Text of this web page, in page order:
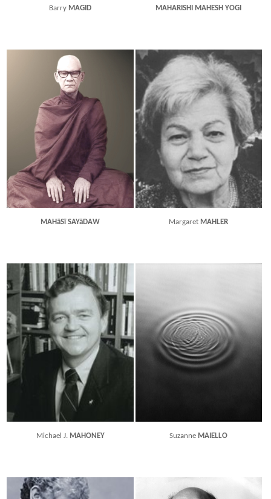
Barry MAGID MAHARISHI MAHESH YOGI
MAHāSī SAYāDAW Margaret MAHLER
Michael J. MAHONEY Suzanne MAIELLO